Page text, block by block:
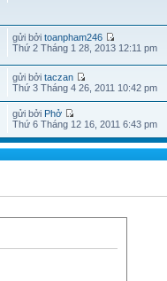
gửi bởitoanpham246
Thứ 2 Tháng 1 28, 2013 12:11 pm
gửi bởitaczan
Thứ 3 Tháng 4 26, 2011 10:42 pm
gửi bởi Phở
Thứ 6 Tháng 12 16, 2011 6:43 pm